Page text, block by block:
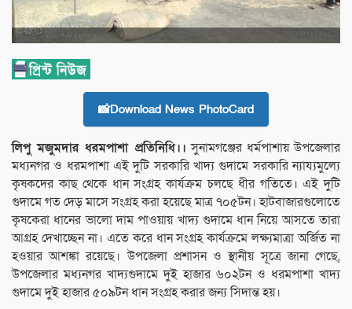
📸Download News PhotoCard
লিপু মজুমদার ধরমপাশা প্রতিনিধি।। সুনামগঞ্জের ধর্মপাশায় উপজেলার
মধ্যনগর ও ধরমপাশা এই দুটি সরকারি খাদ্য গুদামে সরকারি ন্যায্যমুল্যে
কৃষকদের কাছ থেকে ধান সংগ্রহ কার্যক্রম চলছে ধীর গতিতে। এই দুটি
গুদামে গত দেড় মাসে সংগ্রহ করা হয়েছে মাত্র ৭০৫টন। হাটবাজারগুলোতে
কৃষকেরা ধানের ভালো দাম পাওয়ায় খাদ্য গুদামে ধান নিয়ে আসতে তারা
আগ্রহ দেখাচ্ছেন না। এতে করে ধান সংগ্রহ কার্যক্রমে লক্ষ্যমাত্রা অর্জিত না
হওয়ার আশঙ্কা রয়েছে। উপজেলা প্রশাসন ও স্থানীয় সূত্রে জানা গেছে,
উপজেলার মধ্যনগর খাদ্যগুদামে দুই হাজার ৬০২টন ও ধরমপাশা খাদ্য
গুদামে দুই হাজার ৫০৯টন ধান সংগ্রহ করার জন্য সিদান্ত হয়।